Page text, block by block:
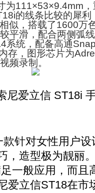
111×53×9.4mm，
的线条比较的犀
似，搭载了1600万
平滑，配合两侧弧
系统，配备高通
存，图形芯片为
频录制。
尼爱立信 ST18i
针对女性用户设
，造型极为靓丽
一般应用，而且
爱立信ST18在市